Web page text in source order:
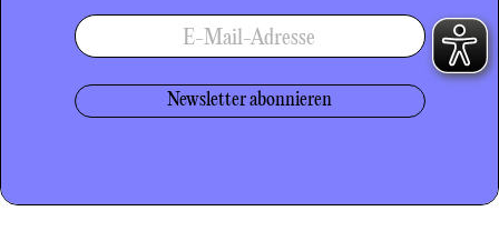
E-Mail-Adresse